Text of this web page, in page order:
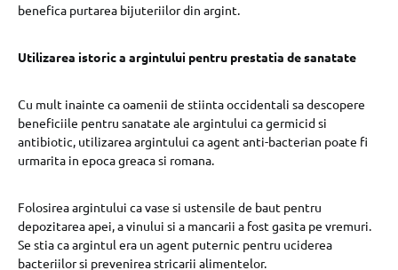
benefica purtarea bijuteriilor din argint.
Utilizarea istoric a argintului pentru prestatia de sanatate
Cu mult inainte ca oamenii de stiinta occidentali sa descopere
beneficiile pentru sanatate ale argintului ca germicid si
antibiotic, utilizarea argintului ca agent anti-bacterian poate fi
urmarita in epoca greaca si romana.
Folosirea argintului ca vase si ustensile de baut pentru
depozitarea apei, a vinului si a mancarii a fost gasita pe vremuri.
Se stia ca argintul era un agent puternic pentru uciderea
bacteriilor si prevenirea stricarii alimentelor.